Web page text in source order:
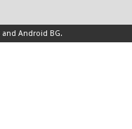
and Android BG.